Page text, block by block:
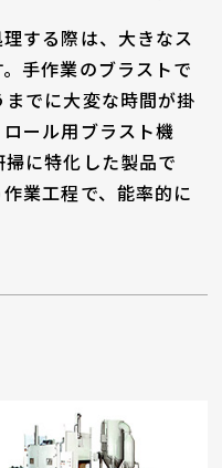
する際は、大きなス
手作業のブラストで
でに大変な時間が掛
ール用ブラスト機
に特化した製品で
業工程で、能率的に